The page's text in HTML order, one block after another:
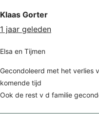
Klaas Gorter
1 jaar geleden
Elsa en Tijmen
Gecondoleerd met het verlies
komende tijd
Ook de rest v d familie